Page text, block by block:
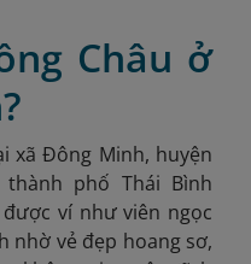
Châu ở
xã Đông Minh, huyện
phố Thái Bình
ví như viên ngọc
nhờ vẻ đẹp hoang sơ,